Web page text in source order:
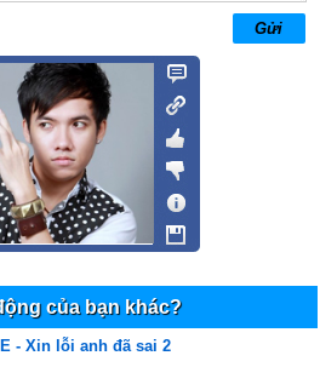
của bạn khác?
- Xin lỗi anh đã sai 2